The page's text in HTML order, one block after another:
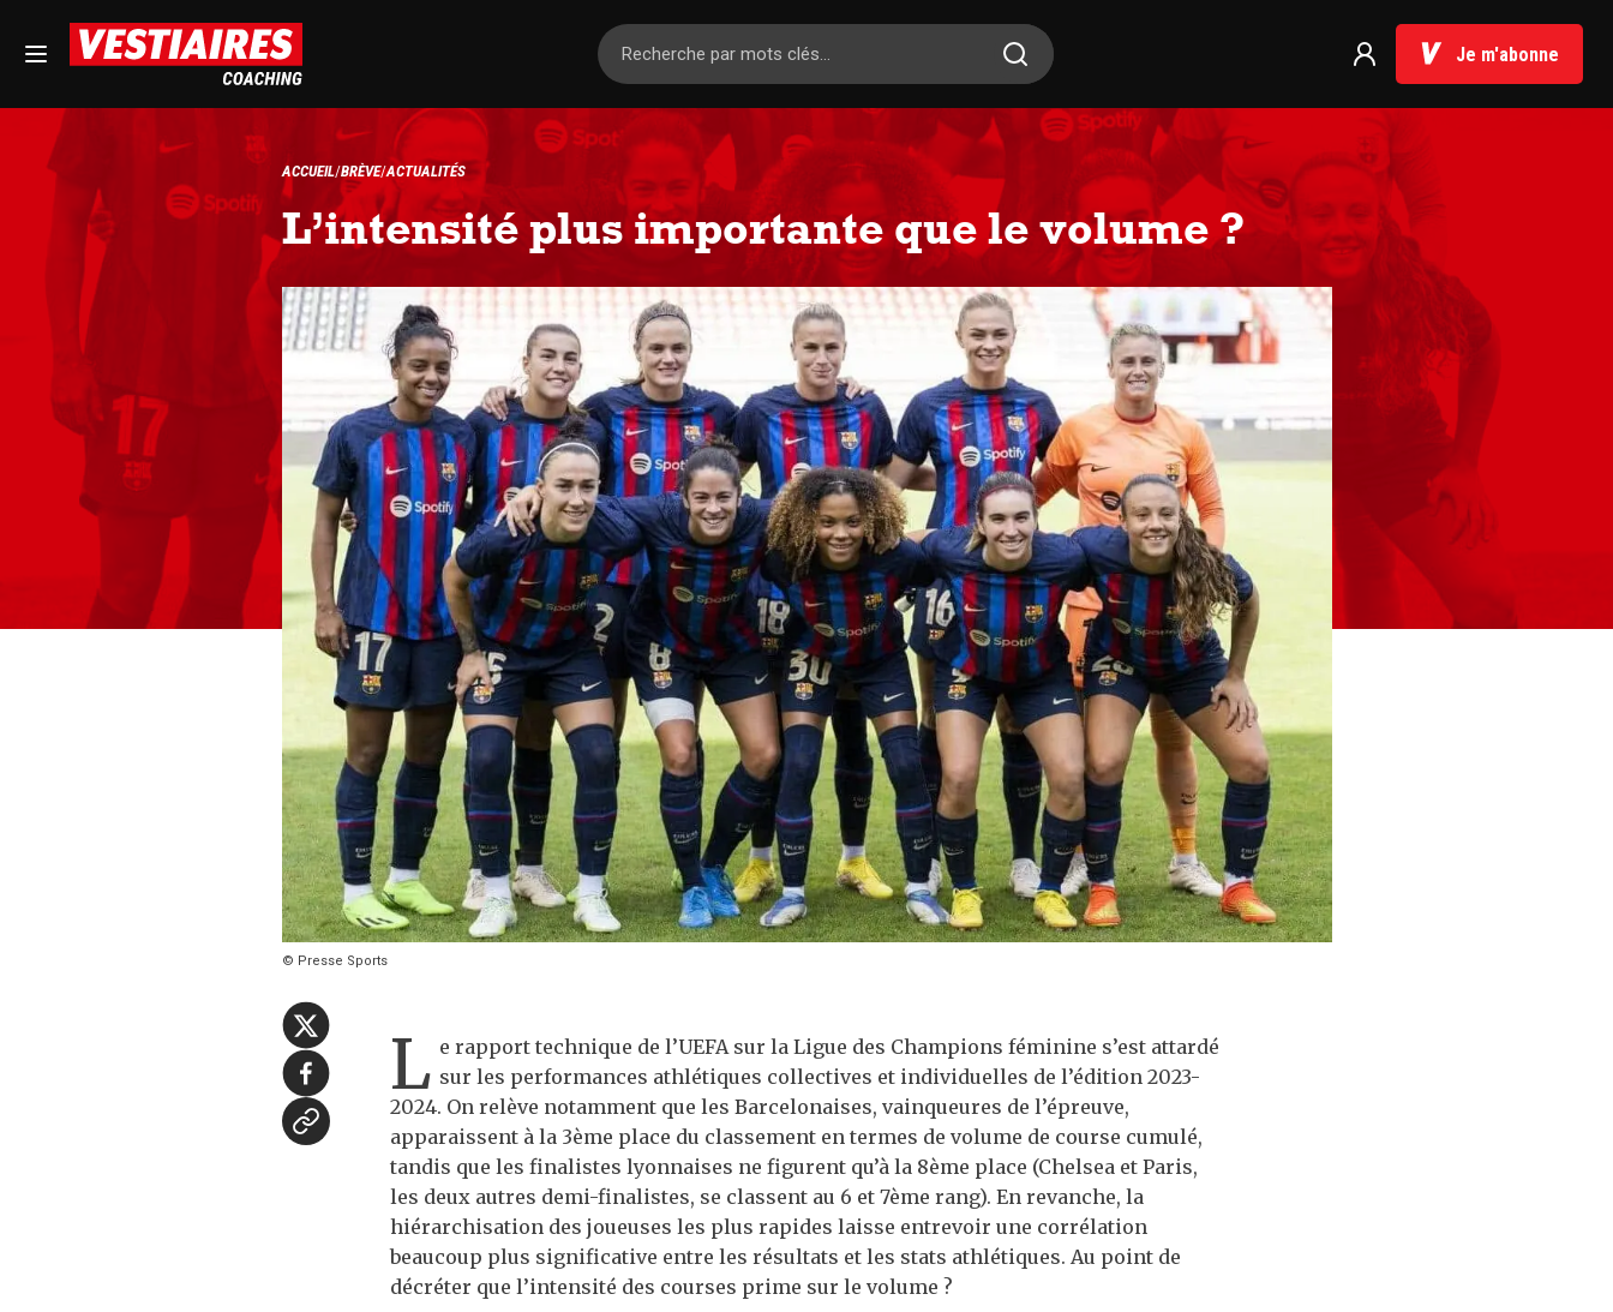
Je m'abonne
ACCUEIL BRÈVE ACTUALITÉS
L’intensité plus importante que le volume ?
© Presse Sports
L e rapport technique de l’UEFA sur la Ligue des Champions féminine s’est attardé
sur les performances athlétiques collectives et individuelles de l’édition 2023-
2024. On relève notamment que les Barcelonaises, vainqueures de l’épreuve,
apparaissent à la 3ème place du classement en termes de volume de course cumulé,
tandis que les finalistes lyonnaises ne figurent qu’à la 8ème place (Chelsea et Paris,
les deux autres demi-finalistes, se classent au 6 et 7ème rang). En revanche, la
hiérarchisation des joueuses les plus rapides laisse entrevoir une corrélation
beaucoup plus significative entre les résultats et les stats athlétiques. Au point de
décréter que l’intensité des courses prime sur le volume ?